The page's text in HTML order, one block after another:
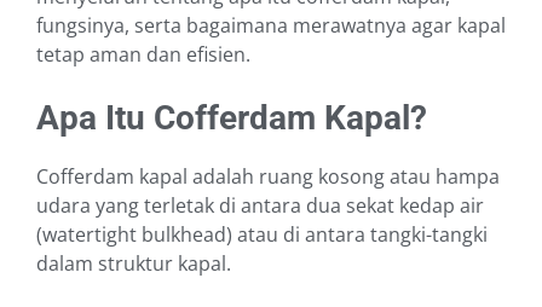
fungsinya, serta bagaimana merawatnya agar kapal
tetap aman dan efisien.
Apa Itu Cofferdam Kapal?
Cofferdam kapal adalah ruang kosong atau hampa
udara yang terletak di antara dua sekat kedap air
(watertight bulkhead) atau di antara tangki-tangki
dalam struktur kapal.